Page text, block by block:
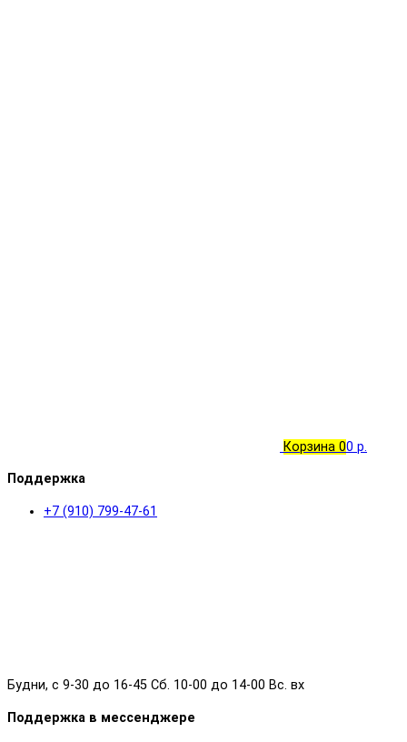
Корзина 00 р.
Поддержка
+7 (910) 799-47-61
Будни, с 9-30 до 16-45 Сб. 10-00 до 14-00 Вс. вх
Поддержка в мессенджере